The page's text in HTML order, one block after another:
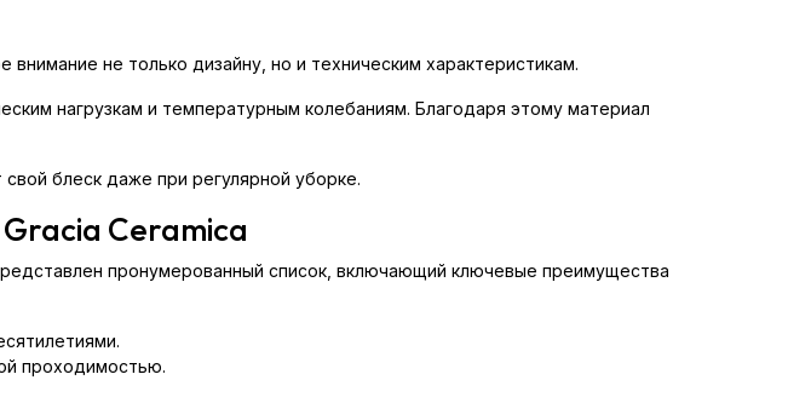
не только дизайну, но и техническим характеристикам.
нагрузкам и температурным колебаниям. Благодаря этому материал
блеск даже при регулярной уборке.
Gracia Ceramica
пронумерованный список, включающий ключевые преимущества
проходимостью.